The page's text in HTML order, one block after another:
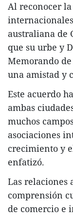
Al reconocer
australiana de
que su urbe y
Memorando
una amistad y
Este acuerdo
ambas
muchos
asociaciones
crecimiento y
enfatizó.
Las relaciones
comprensión
de comercio e